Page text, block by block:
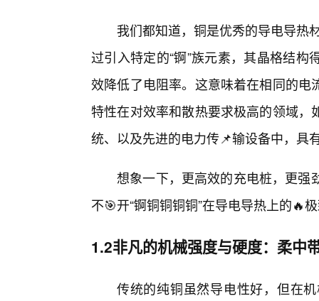
我们都知道，铜是优秀的导电导热
过引入特定的“锕”族元素，其晶格结
效降低了电阻率。这意味着在相同的
特性在对效率和散热要求极高的领域
统、以及先进的电力传📌输设备中，具
想象一下，更高效的充电桩，更强
不🎯开“锕铜铜铜铜”在导电导热上的🔥
1.2非凡的机械强度与硬度：柔中
传统的纯铜虽然导电性好，但在